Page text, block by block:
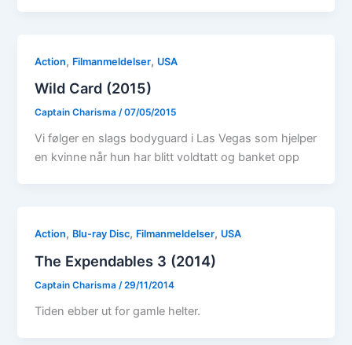
Action, Filmanmeldelser, USA
Wild Card (2015)
Captain Charisma/07/05/2015
Vi følger en slags bodyguard i Las Vegas som hjelper
en kvinne når hun har blitt voldtatt og banket opp
Action, Blu-ray Disc, Filmanmeldelser, USA
The Expendables 3 (2014)
Captain Charisma /29/11/2014
Tiden ebber ut for gamle helter.